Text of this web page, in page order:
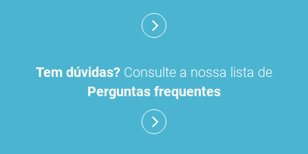
Tem dúvidas? Consulte a nossa lista de
Perguntas frequentes